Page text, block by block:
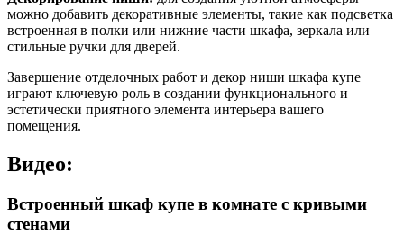
можно добавить декоративные элементы, такие как подсветка
встроенная в полки или нижние части шкафа, зеркала или
стильные ручки для дверей.
Завершение отделочных работ и декор ниши шкафа купе
играют ключевую роль в создании функционального и
эстетически приятного элемента интерьера вашего
помещения.
Видео:
Встроенный шкаф купе в комнате с кривыми
стенами